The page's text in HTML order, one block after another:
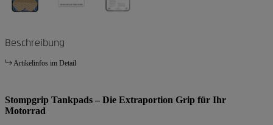
Beschreibung
Artikelinfos im Detail
Stompgrip Tankpads – Die Extraportion Grip für Ihr
Motorrad